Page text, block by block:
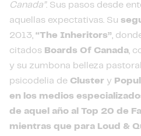
Canada”. Sus pasos desde
aquellas expectativas. Su
2013, “The Inheritors”,
citados Boards Of Canada,
y su zumbona belleza
psicodelia de Cluster y
en los medios
de aquel año al Top 20 de
mientras que para Loud &